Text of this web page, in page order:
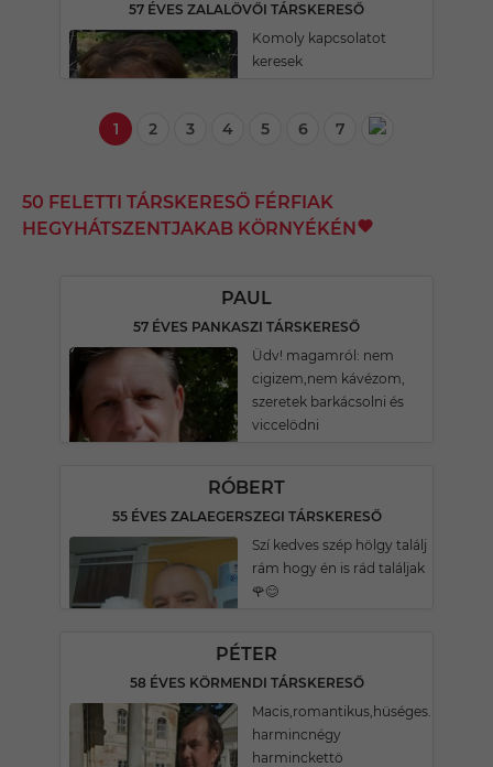
57 ÉVES ZALALÖVŐI TÁRSKERESŐ
Komoly kapcsolatot
keresek
1 2 3 4 5 6 7
50 FELETTI TÁRSKERESŐ FÉRFIAK
HEGYHÁTSZENTJAKAB KÖRNYÉKÉN
PAUL
57 ÉVES PANKASZI TÁRSKERESŐ
Üdv! magamról: nem
cigizem,nem kávézom,
szeretek barkácsolni és
viccelödni
RÓBERT
55 ÉVES ZALAEGERSZEGI TÁRSKERESŐ
Szí kedves szép hölgy találj
rám hogy én is rád találjak
🌹😊
PÉTER
58 ÉVES KÖRMENDI TÁRSKERESŐ
Macis,romantikus,hüséges.Hetven
harmincnégy
harminckettö